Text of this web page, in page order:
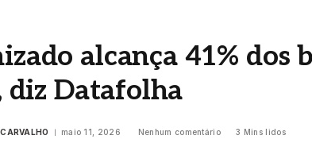
alcança 41% dos
diz Datafolha
maio 11, 2026 Nenhum comentário 3 Mins lidos